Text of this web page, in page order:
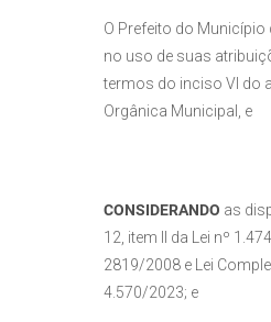
O Prefeito do Município
no uso de suas
termos do inciso VI do
Orgânica Municipal, e
CONSIDERANDO as
12, item II da Lei nº
2819/2008 e Lei
4.570/2023; e